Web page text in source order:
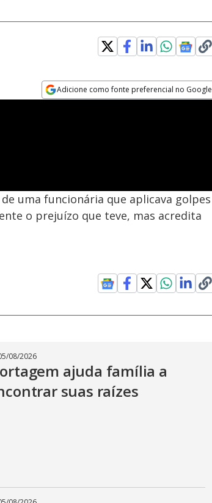
Adicione como fonte preferencial no Google
uma funcionária que aplicava golpes
o prejuízo que teve, mas acredita
08/2026
ajuda família a
suas raízes